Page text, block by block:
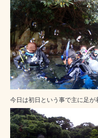
今日は初日という事で主に足が